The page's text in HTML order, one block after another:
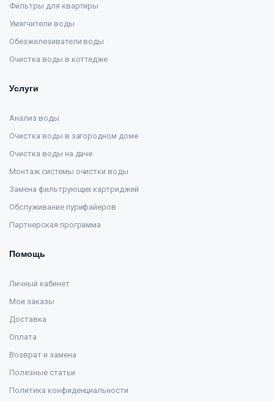
Фильтры для квартиры
Умягчители воды
Обезжелезиватели воды
Очистка воды в коттедже
Услуги
Анализ воды
Очистка воды в загородном доме
Очистка воды на даче
Монтаж системы очистки воды
Замена фильтрующих картриджей
Обслуживание пурифайеров
Партнерская программа
Помощь
Личный кабинет
Мои заказы
Доставка
Оплата
Возврат и замена
Полезные статьи
Политика конфиденциальности